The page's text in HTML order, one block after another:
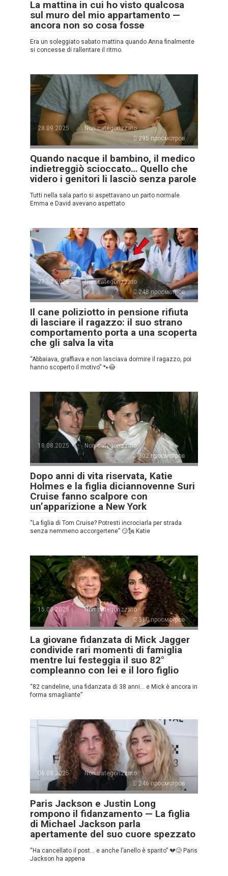
La mattina in cui ho visto qualcosa
sul muro del mio appartamento —
ancora non so cosa fosse
Era un soleggiato sabato mattina quando Anna finalmente
si concesse di rallentare il ritmo.
28.09.2025
Non categorizzato
295 просмотров
Quando nacque il bambino, il medico
indietreggiò scioccato… Quello che
videro i genitori li lasciò senza parole
Tutti nella sala parto si aspettavano un parto normale.
Emma e David avevano aspettato
27.08.2025
Non categorizzato
248 просмотров
Il cane poliziotto in pensione rifiuta
di lasciare il ragazzo: il suo strano
comportamento porta a una scoperta
che gli salva la vita
“Abbaiava, graffiava e non lasciava dormire il ragazzo, poi
hanno scoperto il motivo” 🐾😳
18.08.2025
Non categorizzato
302 просмотров
Dopo anni di vita riservata, Katie
Holmes e la figlia diciannovenne Suri
Cruise fanno scalpore con
un’apparizione a New York
“La figlia di Tom Cruise? Potresti incrociarla per strada
senza nemmeno accorgertene” 😏🗽 Katie
15.08.2025
Non categorizzato
310 просмотров
La giovane fidanzata di Mick Jagger
condivide rari momenti di famiglia
mentre lui festeggia il suo 82°
compleanno con lei e il loro figlio
“82 candeline, una fidanzata di 38 anni… e Mick è ancora in
forma smagliante”
06.08.2025
Non categorizzato
246 просмотров
Paris Jackson e Justin Long
rompono il fidanzamento — La figlia
di Michael Jackson parla
apertamente del suo cuore spezzato
“Ha cancellato il post… e anche l’anello è sparito” 💔😢 Paris
Jackson ha appena